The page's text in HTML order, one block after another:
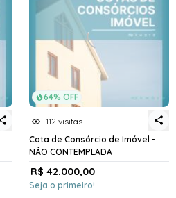
64% OFF
112 visitas
Cota de Consórcio de Imóvel -
NÃO CONTEMPLADA
R$ 42.000,00
Seja o primeiro!